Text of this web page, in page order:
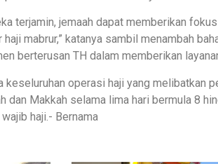
terjamin, jemaah dapat memberikan
mabrur,” katanya sambil menambah
berterusan TH dalam memberikan
keseluruhan operasi haji yang melibatkan
dan Makkah selama lima hari bermula 8
haji.- Bernama